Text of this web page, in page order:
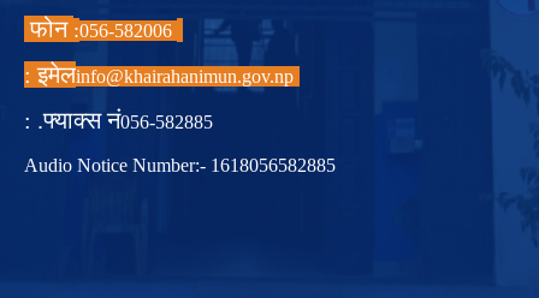
फोन :
इमेल :info@khairahanimun.gov.np
फ्याक्स नं. :056-582885